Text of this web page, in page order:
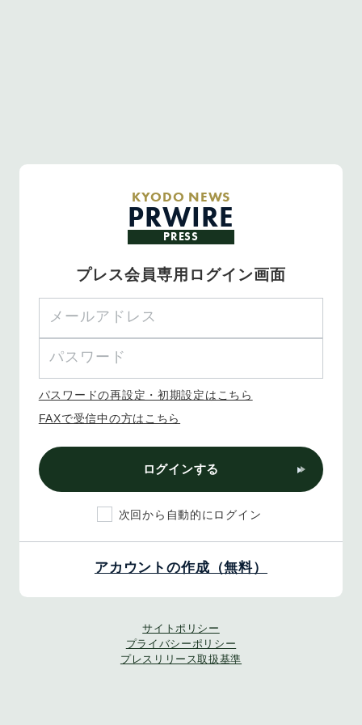
KYODO NEWS
PRWIRE
PRESS
プレス会員専用ログイン画面
パスワードの再設定・初期設定はこちら
FAXで受信中の方はこちら
ログインする
次回から自動的にログイン
アカウントの作成（無料）
サイトポリシー
プライバシーポリシー
プレスリリース取扱基準